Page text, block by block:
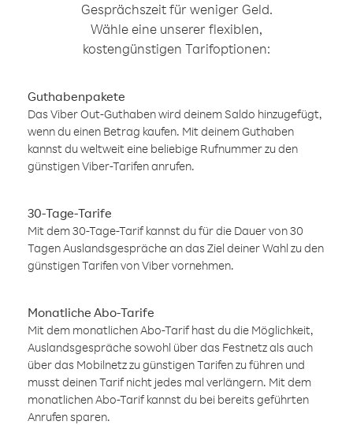
Gesprächszeit für weniger Geld.
Wähle eine unserer flexiblen,
kostengünstigen Tarifoptionen:
Guthabenpakete
Das Viber Out-Guthaben wird deinem Saldo hinzugefügt,
wenn du einen Betrag kaufen. Mit deinem Guthaben
kannst du weltweit eine beliebige Rufnummer zu den
günstigen Viber-Tarifen anrufen.
30-Tage-Tarife
Mit dem 30-Tage-Tarif kannst du für die Dauer von 30
Tagen Auslandsgespräche an das Ziel deiner Wahl zu den
günstigen Tarifen von Viber vornehmen.
Monatliche Abo-Tarife
Mit dem monatlichen Abo-Tarif hast du die Möglichkeit,
Auslandsgespräche sowohl über das Festnetz als auch
über das Mobilnetz zu günstigen Tarifen zu führen und
musst deinen Tarif nicht jedes mal verlängern. Mit dem
monatlichen Abo-Tarif kannst du bei bereits geführten
Anrufen sparen.